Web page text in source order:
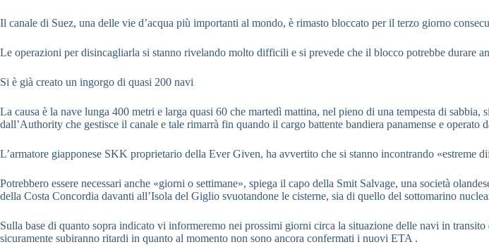
Il canale di Suez, una delle vie d’acqua più importanti al mondo, è rimasto bloccato per il terzo giorno
Le operazioni per disincagliarla si stanno rivelando molto difficili e si prevede che il blocco potrebbe durare
Si è già creato un ingorgo di quasi 200 navi
La causa è la nave lunga 400 metri e larga quasi 60 che martedì mattina, nel pieno di una tempesta di sabbia,
dall’Authority che gestisce il canale e tale rimarrà fin quando il cargo battente bandiera panamense e operato
L’armatore giapponese SKK proprietario della Ever Given, ha avvertito che si stanno incontrando «estreme
Potrebbero essere necessari anche «giorni o settimane», spiega il capo della Smit Salvage, una società
della Costa Concordia davanti all’Isola del Giglio svuotandone le cisterne, sia di quello del sottomarino
Sulla base di quanto sopra indicato vi informeremo nei prossimi giorni circa la situazione delle navi in transito
sicuramente subiranno ritardi in quanto al momento non sono ancora confermati i nuovi ETA .